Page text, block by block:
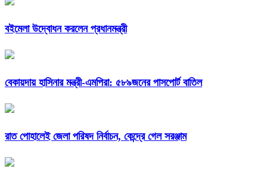
বইমেলা উদ্বোধন করলেন প্রধানমন্ত্রী
বেকায়দায় হাসিনার মন্ত্রী-এমপিরা: ৫৮৯জনের পাসপোর্ট বাতিল
রাত পোহালেই জেলা পরিষদ নির্বাচন, কেন্দ্রে গেল সরঞ্জাম